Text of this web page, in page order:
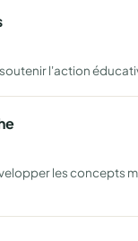
l'action
les